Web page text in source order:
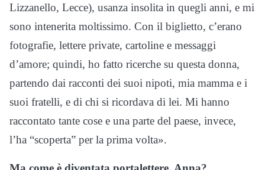
Lizzanello, Lecce), usanza insolita in quegli anni, e mi
sono intenerita moltissimo. Con il biglietto, c’erano
fotografie, lettere private, cartoline e messaggi
d’amore; quindi, ho fatto ricerche su questa donna,
partendo dai racconti dei suoi nipoti, mia mamma e i
suoi fratelli, e di chi si ricordava di lei. Mi hanno
raccontato tante cose e una parte del paese, invece,
l’ha “scoperta” per la prima volta».